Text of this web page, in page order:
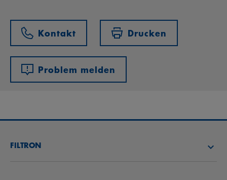
Kontakt Drucken
Problem melden
FILTRON